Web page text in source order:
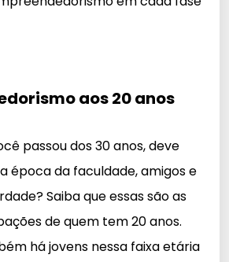
aos 20 anos
passou dos 30 anos, deve
época da faculdade, amigos e
Saiba que essas são as
de quem tem 20 anos.
há jovens nessa faixa etária